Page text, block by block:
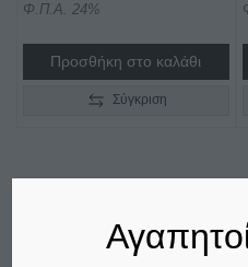
Φ.Π.Α. 24%
Προσθήκη στο καλάθι
Σύγκριση